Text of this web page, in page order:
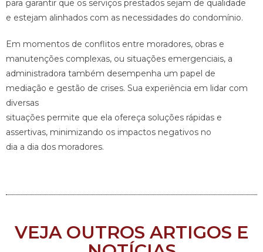
para garantir que os serviços prestados sejam de qualidade
e estejam alinhados com as necessidades do condomínio.
Em momentos de conflitos entre moradores, obras e
manutenções complexas, ou situações emergenciais, a
administradora também desempenha um papel de
mediação e gestão de crises. Sua experiência em lidar com
diversas
situações permite que ela ofereça soluções rápidas e
assertivas, minimizando os impactos negativos no
dia a dia dos moradores.
VEJA OUTROS ARTIGOS E